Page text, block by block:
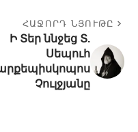
ՀԱՋՈՐԴ ՆՅՈՒԹԸ
Ի Տեր ննջեց Տ.
Սեպուհ
Չուլջյանը